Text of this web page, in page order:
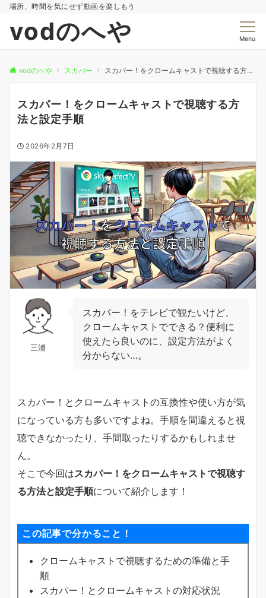
場所、時間を気にせず動画を楽しもう
vodのへや Menu
vodのへや スカパー スカパー！をクロームキャストで視聴する方法と設定手順
スカパー！をクロームキャストで視聴する方
法と設定手順
2026年2月7日
三浦
スカパー！をテレビで観たいけど、
クロームキャストでできる？便利に
使えたら良いのに、設定方法がよく
分からない…。
スカパー！とクロームキャストの互換性や使い方が気
になっている方も多いですよね。手順を間違えると視
聴できなかったり、手間取ったりするかもしれませ
ん。
そこで今回はスカパー！をクロームキャストで視聴す
る方法と設定手順について紹介します！
この記事で分かること！
クロームキャストで視聴するための準備と手
順
スカパー！とクロームキャストの対応状況